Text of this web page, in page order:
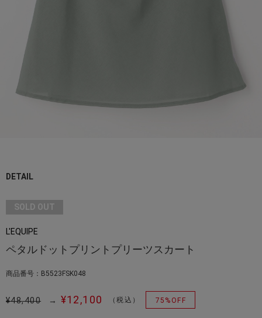
DETAIL
SOLD OUT
L'EQUIPE
ペタルドットプリントプリーツスカート
商品番号：B5523FSK048
¥48,400 → ¥12,100 （税込） 75%OFF